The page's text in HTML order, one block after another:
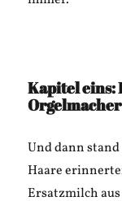
Kapitel eins:
Orgelmacher
Und dann
Haare
Ersatzmilch